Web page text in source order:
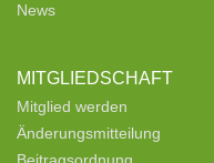
News
MITGLIEDSCHAFT
Mitglied werden
Änderungsmitteilung